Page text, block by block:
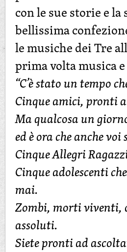
con le sue storie e
bellissima
le musiche dei Tre
prima volta musica
“C’è stato un tempo
Cinque amici, pronti
Ma qualcosa un
ed è ora che anche
Cinque Allegri
Cinque adolescenti
mai.
Zombi, morti viventi,
assoluti.
Siete pronti ad